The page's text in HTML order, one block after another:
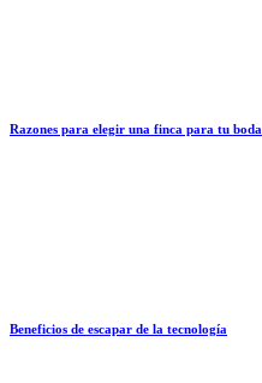
Razones para elegir una finca para tu boda
Beneficios de escapar de la tecnología